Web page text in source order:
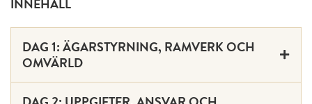
INNEHÅLL
DAG 1: ÄGARSTYRNING, RAMVERK OCH
OMVÄRLD